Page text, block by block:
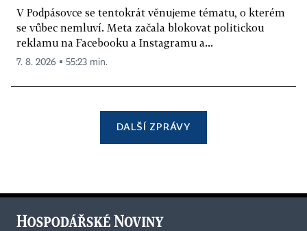
V Podpásovce se tentokrát věnujeme tématu, o kterém
se vůbec nemluví. Meta začala blokovat politickou
reklamu na Facebooku a Instagramu a...
7. 8. 2026 ▪ 55:23 min.
DALŠÍ ZPRÁVY